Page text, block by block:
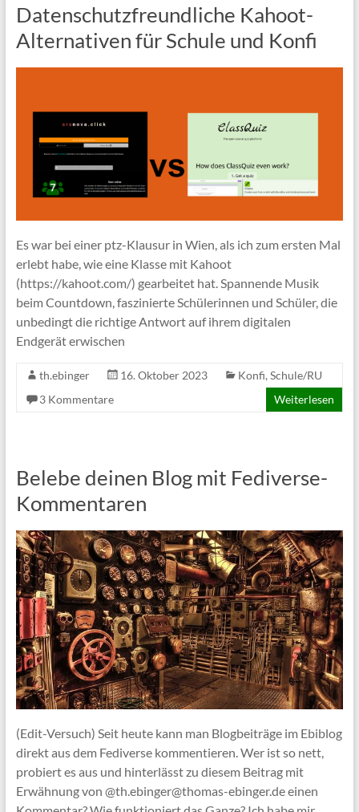
Datenschutzfreundliche Kahoot-
Alternativen für Schule und Konfi
Es war bei einer ptz-Klausur in Wien, als ich zum ersten Mal
erlebt habe, wie eine Klasse mit Kahoot
(https://kahoot.com/) gearbeitet hat. Spannende Musik
beim Countdown, faszinierte Schülerinnen und Schüler, die
unbedingt die richtige Antwort auf ihrem digitalen
Endgerät erwischen
th.ebinger 16. Oktober 2023 Konfi, Schule/RU
3 Kommentare
Weiterlesen
Belebe deinen Blog mit Fediverse-
Kommentaren
(Edit-Versuch) Seit heute kann man Blogbeiträge im Ebiblog
direkt aus dem Fediverse kommentieren. Wer ist so nett,
probiert es aus und hinterlässt zu diesem Beitrag mit
Erwähnung von @th.ebinger@thomas-ebinger.de einen